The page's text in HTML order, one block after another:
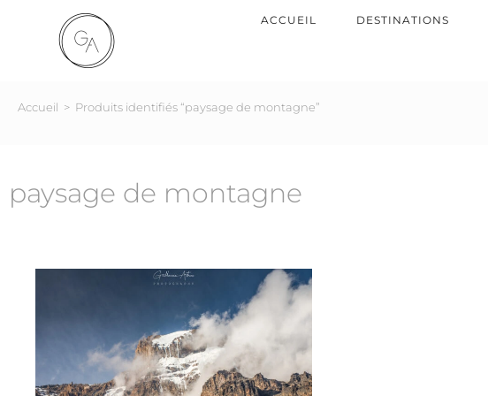
ACCUEIL DESTINATIONS
Accueil > Produits identifiés “paysage de montagne”
paysage de montagne